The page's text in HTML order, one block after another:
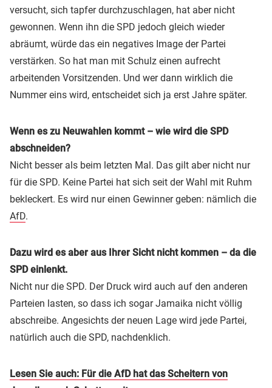
versucht, sich tapfer durchzuschlagen, hat aber nicht
gewonnen. Wenn ihn die SPD jedoch gleich wieder
abräumt, würde das ein negatives Image der Partei
verstärken. So hat man mit Schulz einen aufrecht
arbeitenden Vorsitzenden. Und wer dann wirklich die
Nummer eins wird, entscheidet sich ja erst Jahre später.
Wenn es zu Neuwahlen kommt – wie wird die SPD
abschneiden?
Nicht besser als beim letzten Mal. Das gilt aber nicht nur
für die SPD. Keine Partei hat sich seit der Wahl mit Ruhm
bekleckert. Es wird nur einen Gewinner geben: nämlich die
AfD.
Dazu wird es aber aus Ihrer Sicht nicht kommen – da die
SPD einlenkt.
Nicht nur die SPD. Der Druck wird auch auf den anderen
Parteien lasten, so dass ich sogar Jamaika nicht völlig
abschreibe. Angesichts der neuen Lage wird jede Partei,
natürlich auch die SPD, nachdenklich.
Lesen Sie auch: Für die AfD hat das Scheitern von